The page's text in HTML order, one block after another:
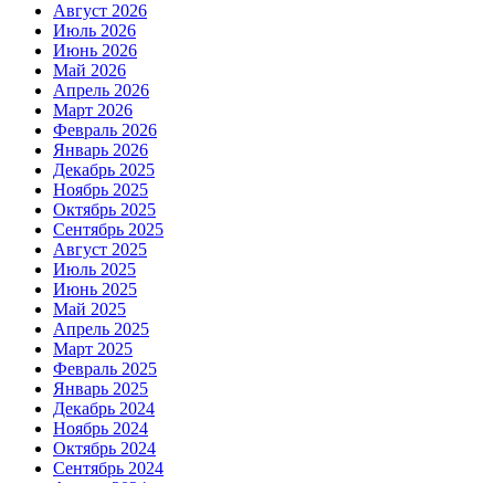
Август 2026
Июль 2026
Июнь 2026
Май 2026
Апрель 2026
Март 2026
Февраль 2026
Январь 2026
Декабрь 2025
Ноябрь 2025
Октябрь 2025
Сентябрь 2025
Август 2025
Июль 2025
Июнь 2025
Май 2025
Апрель 2025
Март 2025
Февраль 2025
Январь 2025
Декабрь 2024
Ноябрь 2024
Октябрь 2024
Сентябрь 2024